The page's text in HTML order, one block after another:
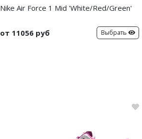
Nike Air Force 1 Mid 'White/Red/Green'
от 11056 руб Выбрать